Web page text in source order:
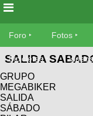
Foro
Foro
TÃ©cnica
MecÃ¡nica
Fotos
SUBÃ
Avisos
Ventas
Foro Fotos
Bicicletas Videos
SALIDA
GRUPO
MEGABIKER
SALIDA
SÁBADO